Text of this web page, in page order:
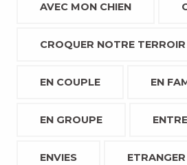
AVEC MON CHIEN
CROQUER NOTRE TERROIR
EN COUPLE EN
EN GROUPE
ENVIES ETRANGER